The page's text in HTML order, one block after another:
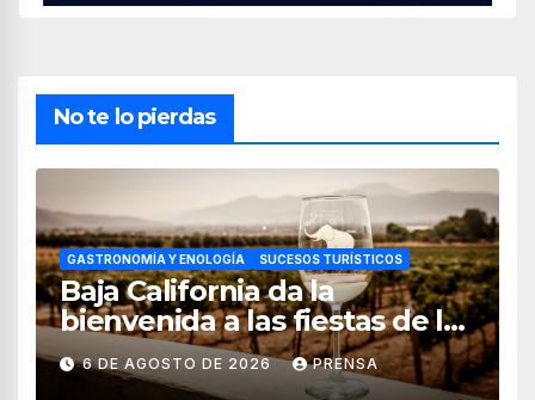
No te lo pierdas
GASTRONOMÍA Y ENOLOGÍA SUCESOS TURÍSTICOS
Baja California da la
bienvenida a las fiestas de la
vendimia 2026
6 DE AGOSTO DE 2026 PRENSA